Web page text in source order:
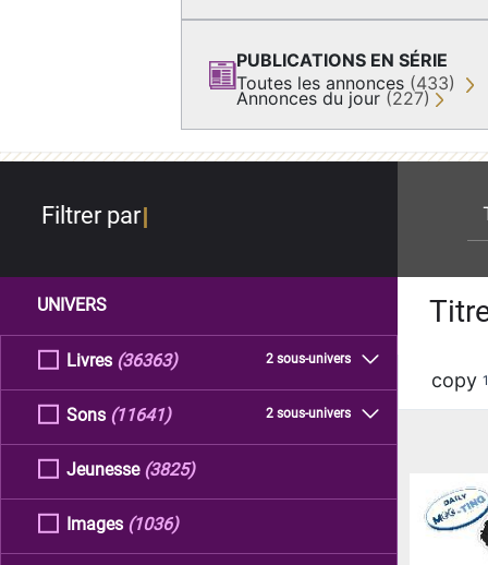
PUBLICATIONS EN SÉRIE
Toutes les annonces (433)
Annonces du jour (227)
Filtrer par
UNIVERS
Livres 2 sous-univers
(36363)
Sons 2 sous-univers
(11641)
Jeunesse (3825)
Images (1036)
copy